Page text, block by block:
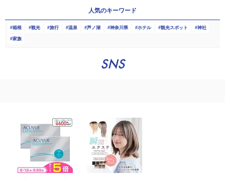
人気のキーワード
箱根 観光 旅行 温泉 芦ノ湖 神奈川県 ホテル 観光スポット 神社
家族
SNS